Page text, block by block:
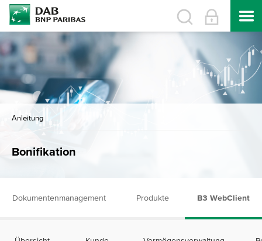
Anleitung
Bonifikation
Dokumentenmanagement Produkte B3 WebClient